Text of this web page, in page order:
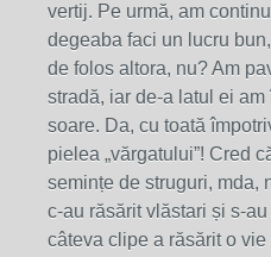
vertij. Pe urmă, am
degeaba faci un lucru
de folos altora, nu? Am
stradă, iar de-a latul ei am
soare. Da, cu toată
pielea „vărgatului”! Cred
semințe de struguri, mda,
c-au răsărit vlăstari și s-
câteva clipe a răsărit o